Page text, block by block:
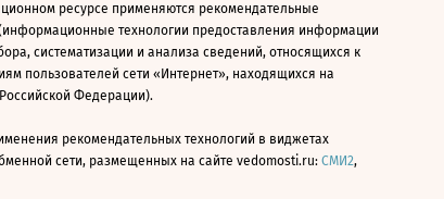
ресурсе применяются рекомендательные
технологии предоставления информации
систематизации и анализа сведений, относящихся к
пользователей сети «Интернет», находящихся на
Федерации).
рекомендательных технологий в виджетах
сети, размещенных на сайте vedomosti.ru: СМИ2,